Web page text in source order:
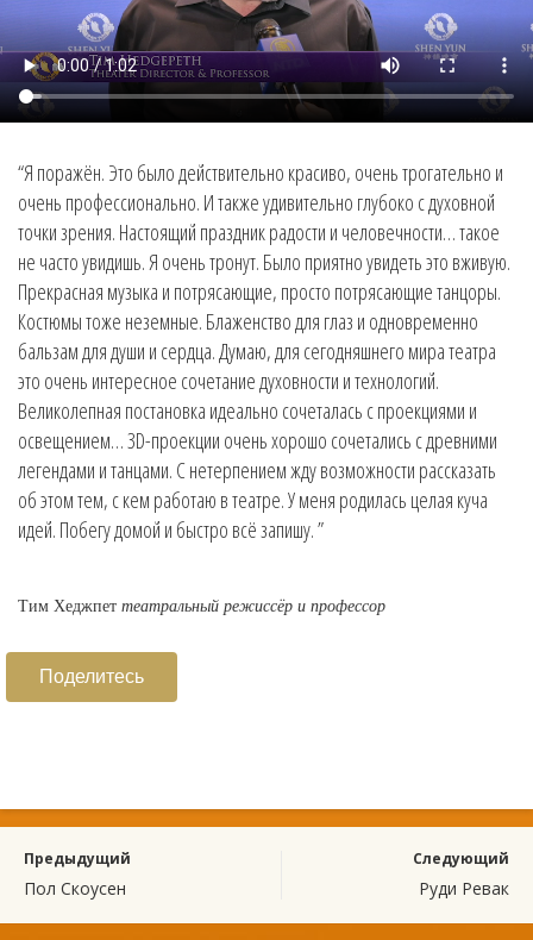
“Я поражён. Это было действительно красиво, очень трогательно и
очень профессионально. И также удивительно глубоко с духовной
точки зрения. Настоящий праздник радости и человечности… такое
не часто увидишь. Я очень тронут. Было приятно увидеть это вживую.
Прекрасная музыка и потрясающие, просто потрясающие танцоры.
Костюмы тоже неземные. Блаженство для глаз и одновременно
бальзам для души и сердца. Думаю, для сегодняшнего мира театра
это очень интересное сочетание духовности и технологий.
Великолепная постановка идеально сочеталась с проекциями и
освещением… 3D-проекции очень хорошо сочетались с древними
легендами и танцами. С нетерпением жду возможности рассказать
об этом тем, с кем работаю в театре. У меня родилась целая куча
идей. Побегу домой и быстро всё запишу. ”
Тим Хеджпет театральный режиссёр и профессор
Поделитесь
Предыдущий
Пол Скоусен
Следующий
Руди Ревак